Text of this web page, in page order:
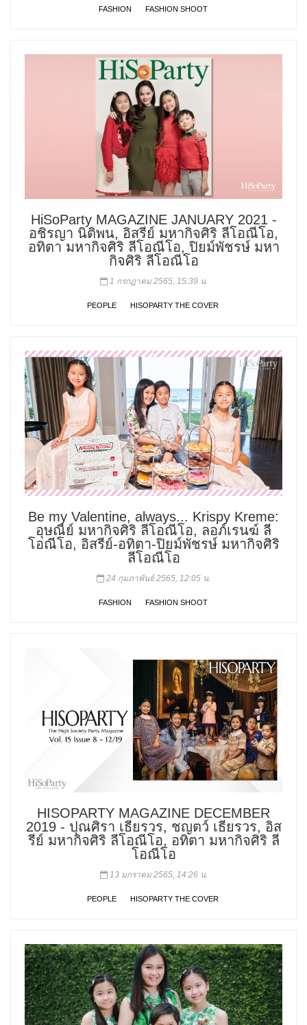
FASHION FASHION SHOOT
HiSoParty MAGAZINE JANUARY 2021 -
อชิรญา นิติพน, อิสรีย์ มหากิจศิริ ลีโอณีโอ,
อทิตา มหากิจศิริ ลีโอณีโอ, ปิยม์พัชรษ์ มหา
กิจศิริ ลีโอณีโอ
1 กรกฎาคม 2565, 15:39 น.
PEOPLE HISOPARTY THE COVER
Be my Valentine, always... Krispy Kreme:
อุษณีย์ มหากิจศิริ ลีโอณีโอ, ลอภ์เรนฆ์ ลี
โอณีโอ, อิสรีย์-อทิตา-ปิยม์พัชรษ์ มหากิจศิริ
ลีโอณีโอ
24 กุมภาพันธ์ 2565, 12:05 น.
FASHION FASHION SHOOT
HISOPARTY MAGAZINE DECEMBER
2019 - ปุณศิรา เธียรวร, ชญตว์ เธียรวร, อิส
รีย์ มหากิจศิริ ลีโอณีโอ, อทิตา มหากิจศิริ ลี
โอณีโอ
13 มกราคม 2565, 14:26 น.
PEOPLE HISOPARTY THE COVER